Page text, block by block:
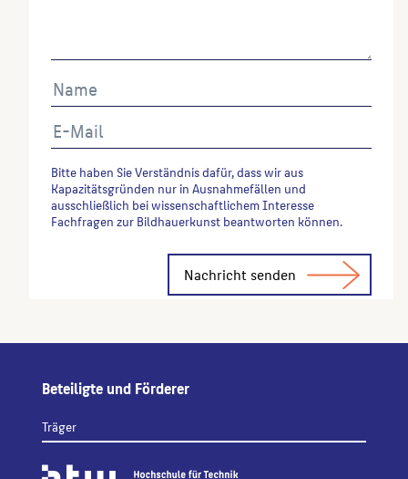
Bitte haben Sie Verständnis dafür, dass wir aus
Kapazitätsgründen nur in Ausnahmefällen und
ausschließlich bei wissenschaftlichem Interesse
Fachfragen zur Bildhauerkunst beantworten können.
Beteiligte und Förderer
Träger